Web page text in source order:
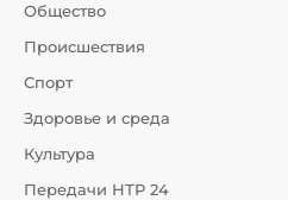
Общество
Происшествия
Спорт
Здоровье и среда
Культура
Передачи НТР 24